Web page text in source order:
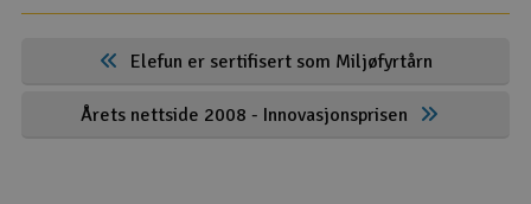
Elefun er sertifisert som Miljøfyrtårn
Årets nettside 2008 - Innovasjonsprisen